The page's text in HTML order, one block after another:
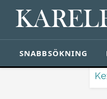
SNABBSÖKNING